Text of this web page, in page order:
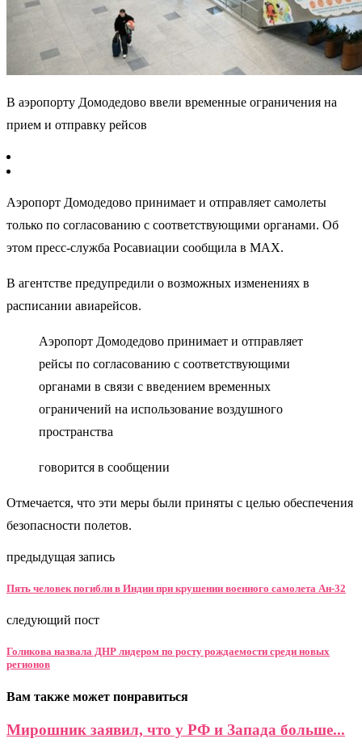
В аэропорту Домодедово ввели временные ограничения на
прием и отправку рейсов
Аэропорт Домодедово принимает и отправляет самолеты
только по согласованию с соответствующими органами. Об
этом пресс-служба Росавиации сообщила в MAX.
В агентстве предупредили о возможных изменениях в
расписании авиарейсов.
Аэропорт Домодедово принимает и отправляет
рейсы по согласованию с соответствующими
органами в связи с введением временных
ограничений на использование воздушного
пространства
говорится в сообщении
Отмечается, что эти меры были приняты с целью обеспечения
безопасности полетов.
предыдущая запись
Пять человек погибли в Индии при крушении военного самолета Ан-32
следующий пост
Голикова назвала ДНР лидером по росту рождаемости среди новых
регионов
Вам также может понравиться
Мирошник заявил, что у РФ и Запада больше...